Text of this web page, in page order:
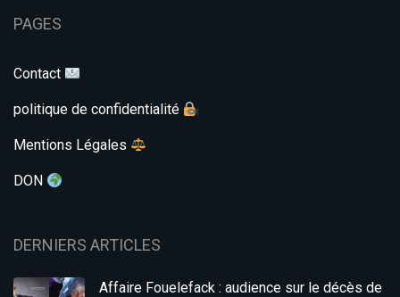
PAGES
Contact
politique de confidentialité
Mentions Légales
DON
DERNIERS ARTICLES
Affaire Fouelefack : audience sur le décès de